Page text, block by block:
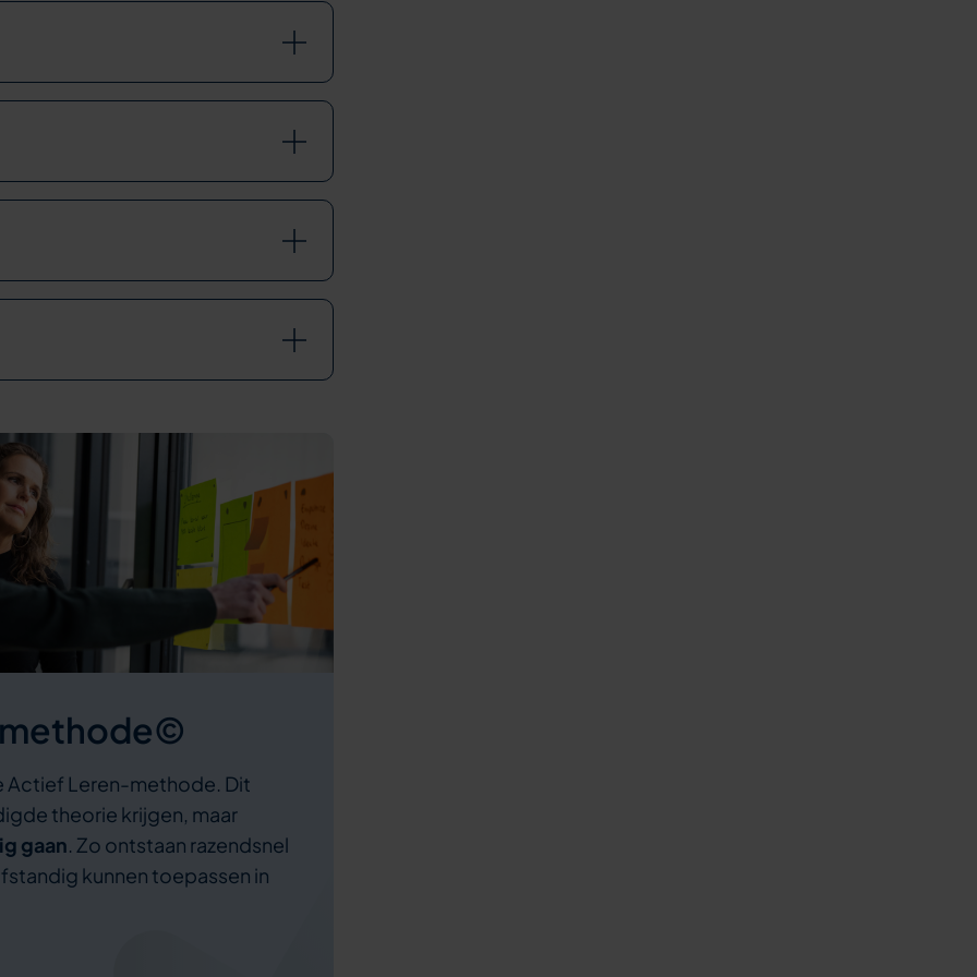
Actief Leren-methode. Dit
theorie krijgen, maar
gaan. Zo ontstaan razendsnel
kunnen toepassen in